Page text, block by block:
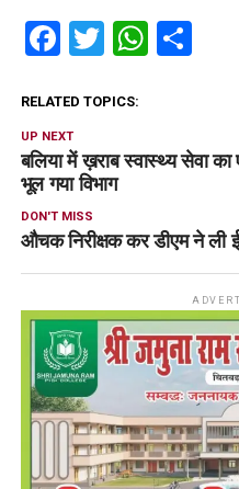
Facebook
Twitter
RELATED TOPICS:
UP NEXT
बलिया में ख़राब स्वास्थ्य सेवा
भूल गया विभाग
DON'T MISS
औचक निरीक्षक कर डीएम ने ​ली